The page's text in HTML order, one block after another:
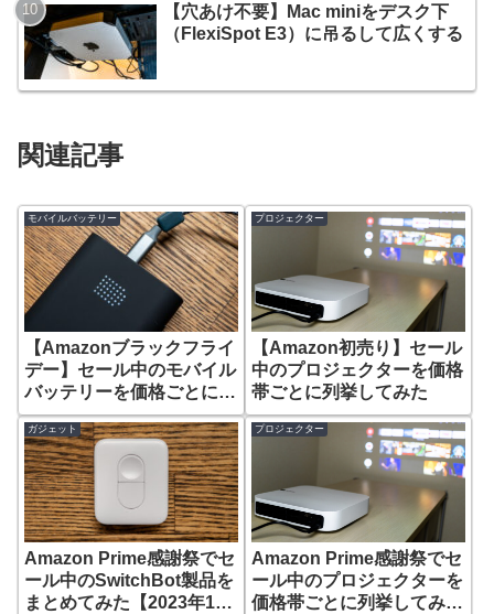
【穴あけ不要】Mac miniをデスク下
（FlexiSpot E3）に吊るして広くする
関連記事
モバイルバッテリー
【Amazonブラックフライ
デー】セール中のモバイル
バッテリーを価格ごとに列
挙してみた
プロジェクター
【Amazon初売り】セール
中のプロジェクターを価格
帯ごとに列挙してみた
ガジェット
Amazon Prime感謝祭でセ
ール中のSwitchBot製品を
まとめてみた【2023年10
プロジェクター
Amazon Prime感謝祭でセ
ール中のプロジェクターを
価格帯ごとに列挙してみた